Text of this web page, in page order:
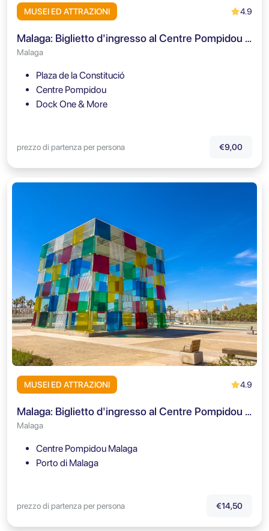
MUSEI ED ATTRAZIONI 4.9
Malaga: Biglietto d'ingresso al Centre Pompidou Málaga
Malaga
Plaza de la Constitució
Centre Pompidou
Dock One & More
prezzo di partenza per persona €9,00
MUSEI ED ATTRAZIONI 4.9
Malaga: Biglietto d'ingresso al Centre Pompidou Malaga e Audioguida
Malaga
Centre Pompidou Malaga
Porto di Malaga
prezzo di partenza per persona €14,50